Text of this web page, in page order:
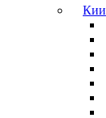
Кии